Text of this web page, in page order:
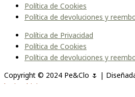
Política de Cookies
Política de devoluciones y
Política de Privacidad
Política de Cookies
Política de devoluciones y
Copyright © 2024 Pe&Clo 🌷 |
lopipedrini